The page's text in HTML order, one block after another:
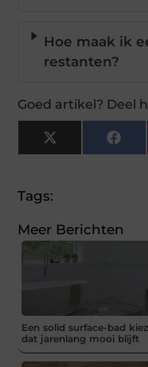
Hoe maak ik
restanten?
Goed artikel? Deel
X
(Twitter)
Tags:
Meer Berichten
Een solid surface-bad
dat jarenlang mooi blijft